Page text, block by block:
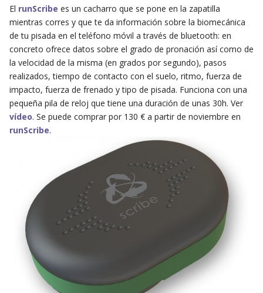
El runScribe es un cacharro que se pone en la zapatilla
mientras corres y que te da información sobre la biomecánica
de tu pisada en el teléfono móvil a través de bluetooth: en
concreto ofrece datos sobre el grado de pronación así como de
la velocidad de la misma (en grados por segundo), pasos
realizados, tiempo de contacto con el suelo, ritmo, fuerza de
impacto, fuerza de frenado y tipo de pisada. Funciona con una
pequeña pila de reloj que tiene una duración de unas 30h. Ver
vídeo. Se puede comprar por 130 € a partir de noviembre en
runScribe.